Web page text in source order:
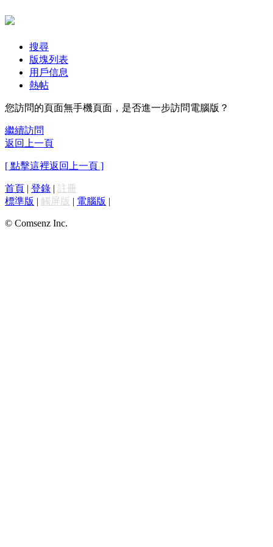
搜尋
版塊列表
用戶信息
熱帖
您訪問的頁面無手機頁面，是否進一步訪問電腦版？
繼續訪問
返回上一頁
[ 點擊這裡返回上一頁 ]
首頁 | 登錄 | 註冊
標準版 | 觸屏版 | 電腦版 |
© Comsenz Inc.